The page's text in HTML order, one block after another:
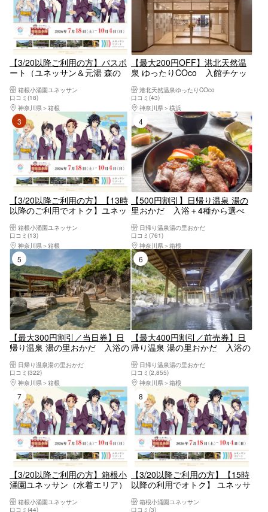
【3/20以降ご利用の方】パスポ
ート（ユネッサン＆元湯 森の
箱根小涌園ユネッサン
口コミ(18)
神奈川県
箱根
【最大200円OFF】港北天然温
泉 ゆったりCOco 入館チケッ
港北天然温泉ゆったりCOco
口コミ(43)
神奈川県
横浜
3位
【3/20以降ご利用の方】【13時
以降のご利用でオトク】ユネッ
【6972】
箱根小涌園ユネッサン
口コミ(13)
神奈川県
箱根
4位
【500円割引】日帰り温泉 湯の
里おかだ 入浴＋4種から選べ
日帰り温泉湯の里おかだ
口コミ(761)
神奈川県
箱根
5位
【最大300円割引／当日券】日
帰り温泉 湯の里おかだ 入浴の
日帰り温泉湯の里おかだ
口コミ(322)
神奈川県
箱根
6位
【最大400円割引／前売券】日
帰り温泉 湯の里おかだ 入浴の
可）日帰り温泉湯の里おかだ
口コミ(2,855)
神奈川県
箱根
7位
【3/20以降ご利用の方】箱根小
涌園ユネッサン（水着エリア）
箱根小涌園ユネッサン
口コミ(44)
8位
【3/20以降ご利用の方】【15時
以降の利用でオトク】 ユネッサ
【6974】
箱根小涌園ユネッサン
口コミ(3)